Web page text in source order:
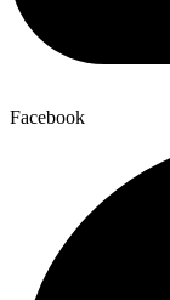
Facebook